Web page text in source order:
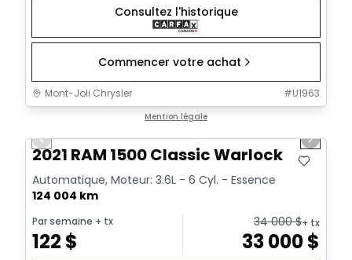
Consultez l'historique
Commencer votre achat
Mont-Joli Chrysler #U1963
Mention légale
Vidéo disponible
Previous slide Next
2021 RAM 1500 Classic Warlock
Automatique, Moteur: 3.6L - 6 Cyl. - Essence
124 004 km
Par semaine + tx
122 $
34 000$+ tx
33 000$